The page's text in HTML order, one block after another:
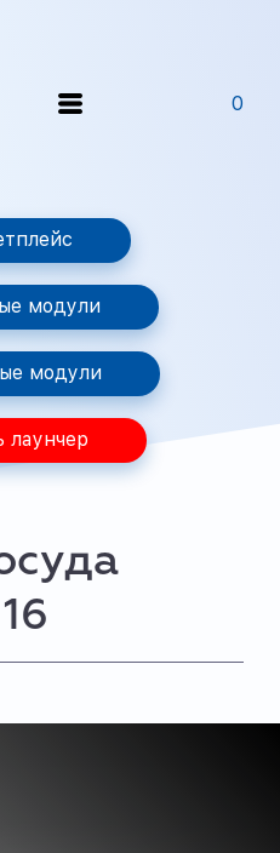
0
модули
модули
лаунчер